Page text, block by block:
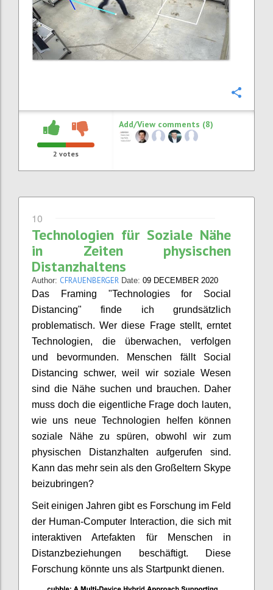
2 votes
Add/View comments (8)
10
Technologien für Soziale Nähe
in Zeiten physischen
Distanzhaltens
Author: CFRAUENBERGER Date: 09 DECEMBER 2020
Das Framing "Technologies for Social
Distancing" finde ich grundsätzlich
problematisch. Wer diese Frage stellt, erntet
Technologien, die überwachen, verfolgen
und bevormunden. Menschen fällt Social
Distancing schwer, weil wir soziale Wesen
sind die Nähe suchen und brauchen. Daher
muss doch die eigentliche Frage doch lauten,
wie uns neue Technologien helfen können
soziale Nähe zu spüren, obwohl wir zum
physischen Distanzhalten aufgerufen sind.
Kann das mehr sein als den Großeltern Skype
beizubringen?
Seit einigen Jahren gibt es Forschung im Feld
der Human-Computer Interaction, die sich mit
interaktiven Artefakten für Menschen in
Distanzbeziehungen beschäftigt. Diese
Forschung könnte uns als Startpunkt dienen.